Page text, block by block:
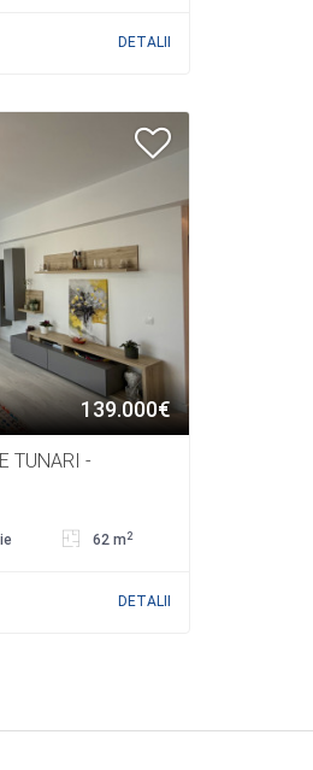
DETALII
139.000€
TUNARI -
62 m 2
DETALII